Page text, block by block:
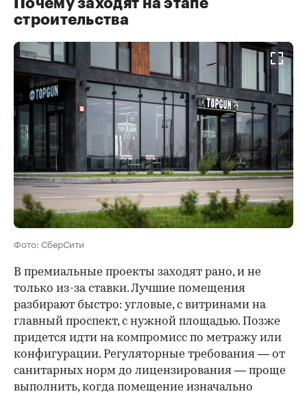
Почему заходят на этапе
строительства
Фото: СберСити
В премиальные проекты заходят рано, и не
только из-за ставки. Лучшие помещения
разбирают быстро: угловые, с витринами на
главный проспект, с нужной площадью. Позже
придется идти на компромисс по метражу или
конфигурации. Регуляторные требования — от
санитарных норм до лицензирования — проще
выполнить, когда помещение изначально